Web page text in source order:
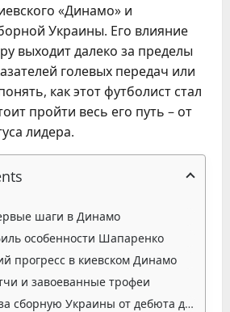
«Динамо» и
Украины. Его влияние
выходит далеко за пределы
голевых передач или
как этот футболист стал
пройти весь его путь – от
лидера.
шаги в Динамо
особенности Шапаренко
прогресс в киевском Динамо
и завоеванные трофеи
Украины от дебюта до лидерства